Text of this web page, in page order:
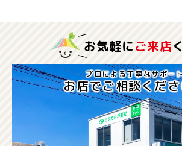
お気軽にご来店
プロによる丁寧なサポー
お店でご相談くだ